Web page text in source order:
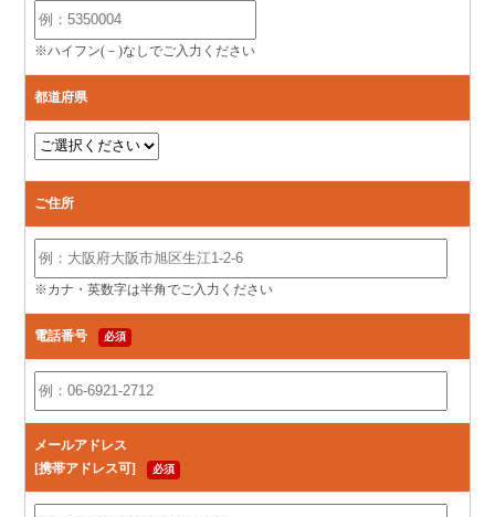
※ハイフン(－)なしでご入力ください
都道府県
ご住所
※カナ・英数字は半角でご入力ください
電話番号 必須
メールアドレス
[携帯アドレス可]
必須